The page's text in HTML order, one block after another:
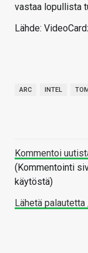
vastaa lopullista
Lähde:
ARC INTEL
Kommentoi
(Kommentointi
käytöstä)
Lähetä